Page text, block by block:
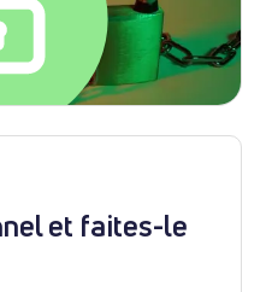
et faites-le